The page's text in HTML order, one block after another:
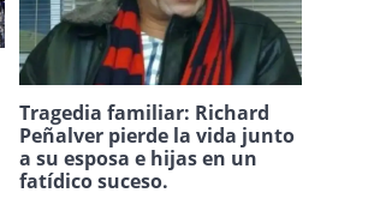
Tragedia familiar: Richard
Peñalver pierde la vida junto
a su esposa e hijas en un
fatídico suceso.